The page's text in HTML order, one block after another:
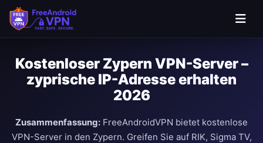
Kostenloser Zypern VPN-Server –
zyprische IP-Adresse erhalten
2026
Zusammenfassung: FreeAndroidVPN bietet kostenlose
VPN-Server in den Zypern. Greifen Sie auf RIK, Sigma TV,